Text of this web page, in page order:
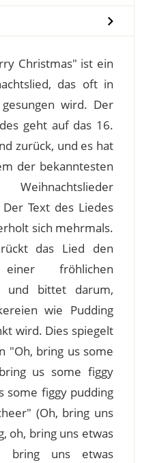
Christmas" ist ein
das oft in
wird. Der
geht auf das 16.
zurück, und es hat
der bekanntesten
Text des Liedes
sich mehrmals.
das Lied den
fröhlichen
und bittet darum,
wie Pudding
wird. Dies spiegelt
"Oh, bring us some
us some figgy
some figgy pudding
(Oh, bring uns
oh, bring uns etwas
bring uns etwas